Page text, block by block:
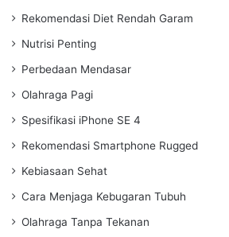
Rekomendasi Diet Rendah Garam
Nutrisi Penting
Perbedaan Mendasar
Olahraga Pagi
Spesifikasi iPhone SE 4
Rekomendasi Smartphone Rugged
Kebiasaan Sehat
Cara Menjaga Kebugaran Tubuh
Olahraga Tanpa Tekanan